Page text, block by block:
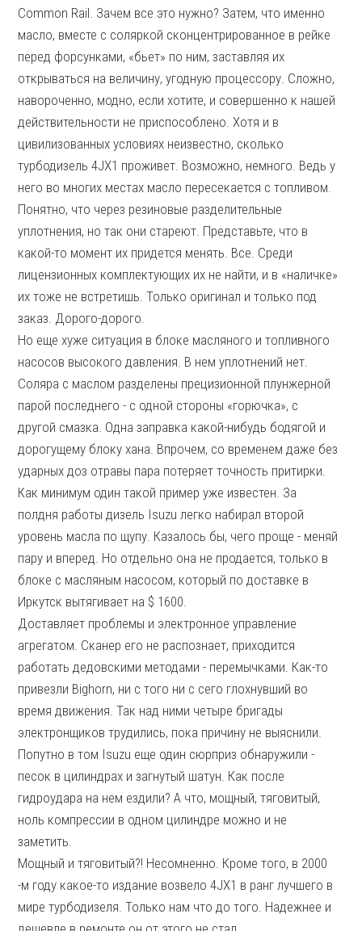
Common Rail. Зачем все это нужно? Затем, что именно
масло, вместе с соляркой сконцентрированное в рейке
перед форсунками, «бьет» по ним, заставляя их
открываться на величину, угодную процессору. Сложно,
навороченно, модно, если хотите, и совершенно к нашей
действительности не приспособлено. Хотя и в
цивилизованных условиях неизвестно, сколько
турбодизель 4JX1 проживет. Возможно, немного. Ведь у
него во многих местах масло пересекается с топливом.
Понятно, что через резиновые разделительные
уплотнения, но так они стареют. Представьте, что в
какой-то момент их придется менять. Все. Среди
лицензионных комплектующих их не найти, и в «наличке»
их тоже не встретишь. Только оригинал и только под
заказ. Дорого-дорого.
Но еще хуже ситуация в блоке масляного и топливного
насосов высокого давления. В нем уплотнений нет.
Соляра с маслом разделены прецизионной плунжерной
парой последнего - с одной стороны «горючка», с
другой смазка. Одна заправка какой-нибудь бодягой и
дорогущему блоку хана. Впрочем, со временем даже без
ударных доз отравы пара потеряет точность притирки.
Как минимум один такой пример уже известен. За
полдня работы дизель Isuzu легко набирал второй
уровень масла по щупу. Казалось бы, чего проще - меняй
пару и вперед. Но отдельно она не продается, только в
блоке с масляным насосом, который по доставке в
Иркутск вытягивает на $ 1600.
Доставляет проблемы и электронное управление
агрегатом. Сканер его не распознает, приходится
работать дедовскими методами - перемычками. Как-то
привезли Bighorn, ни с того ни с сего глохнувший во
время движения. Так над ними четыре бригады
электронщиков трудились, пока причину не выяснили.
Попутно в том Isuzu еще один сюрприз обнаружили -
песок в цилиндрах и загнутый шатун. Как после
гидроудара на нем ездили? А что, мощный, тяговитый,
ноль компрессии в одном цилиндре можно и не
заметить.
Мощный и тяговитый?! Несомненно. Кроме того, в 2000
-м году какое-то издание возвело 4JX1 в ранг лучшего в
мире турбодизеля. Только нам что до того. Надежнее и